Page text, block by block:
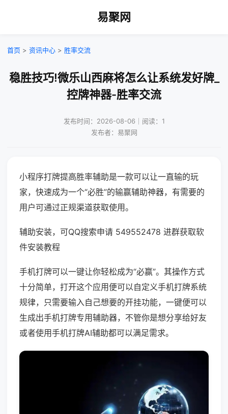
易聚网
首页 > 资讯中心 > 胜率交流
稳胜技巧!微乐山西麻将怎么让系统发好牌_
控牌神器-胜率交流
发布时间：2026-08-06｜阅读：1
发布者：易聚网
小程序打牌提高胜率辅助是一款可以让一直输的玩
家，快速成为一个“必胜”的输赢辅助神器，有需要的
用户可通过正规渠道获取使用。
辅助安装，可QQ搜索申请 549552478 进群获取软
件安装教程
手机打牌可以一键让你轻松成为“必赢”。其操作方式
十分简单，打开这个应用便可以自定义手机打牌系统
规律，只需要输入自己想要的开挂功能，一键便可以
生成出手机打牌专用辅助器，不管你是想分享给好友
或者使用手机打牌AI辅助都可以满足需求。